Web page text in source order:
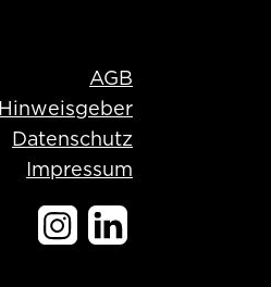
AGB
Hinweisgeber
Datenschutz
Impressum